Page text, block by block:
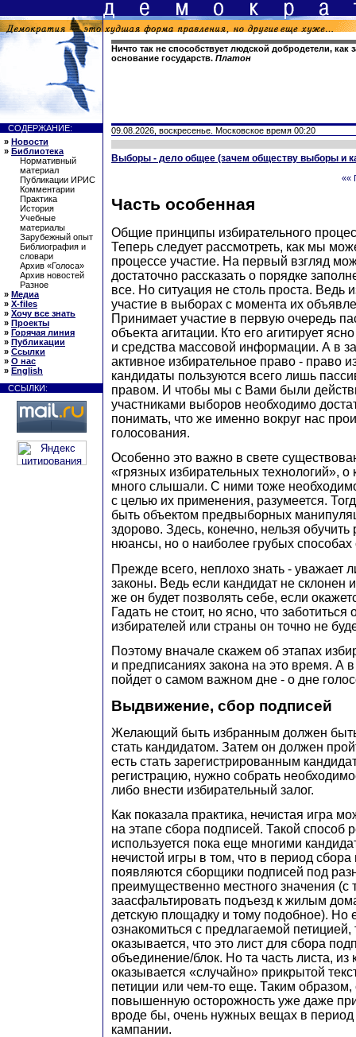
Ничто так не способствует людской добродетели, как
основание государств. Платон
СОДЕРЖАНИЕ:
» Новости
» Библиотека
Нормативный
материал
Публикации ИРИС
Комментарии
Практика
История
Учебные
материалы
Зарубежный опыт
Библиография и
словари
Архив «Голоса»
Архив новостей
Разное
» Медиа
» X-files
» Хочу все знать
» Проекты
» Горячая линия
» Публикации
» Ссылки
» О нас
» English
ССЫЛКИ:
09.08.2026, воскресенье. Московское время 00:20
Выборы - дело общее (зачем обществу выборы и
««
Часть особенная
Общие принципы избирательного
Теперь следует рассмотреть, как мы
процессе участие. На первый взгляд
достаточно рассказать о порядке
все. Но ситуация не столь проста. Ведь
участие в выборах с момента их
Принимает участие в первую очередь
объекта агитации. Кто его агитирует
и средства массовой информации. А в
активное избирательное право - право
кандидаты пользуются всего лишь
правом. И чтобы мы с Вами были
участниками выборов необходимо
понимать, что же именно вокруг нас
голосования.
Особенно это важно в свете
«грязных избирательных технологий»,
много слышали. С ними тоже
с целью их применения, разумеется.
быть объектом предвыборных
здорово. Здесь, конечно, нельзя обучить
нюансы, но о наиболее грубых способах
Прежде всего, неплохо знать - уважает
законы. Ведь если кандидат не склонен
же он будет позволять себе, если
Гадать не стоит, но ясно, что заботиться
избирателей или страны он точно не
Поэтому вначале скажем об этапах
и предписаниях закона на это время. А
пойдет о самом важном дне - о дне
Выдвижение, сбор подписей
Желающий быть избранным должен быть
стать кандидатом. Затем он должен
есть стать зарегистрированным
регистрацию, нужно собрать
либо внести избирательный залог.
Как показала практика, нечистая игра
на этапе сбора подписей. Такой способ
используется пока еще многими
нечистой игры в том, что в период сбора
появляются сборщики подписей под
преимущественно местного значения (с
заасфальтировать подъезд к жилым
детскую площадку и тому подобное). Но
ознакомиться с предлагаемой петицией,
оказывается, что это лист для сбора
объединение/блок. Но та часть листа, из
оказывается «случайно» прикрытой
петиции или чем-то еще. Таким образом,
повышенную осторожность уже даже
вроде бы, очень нужных вещах в период
кампании.